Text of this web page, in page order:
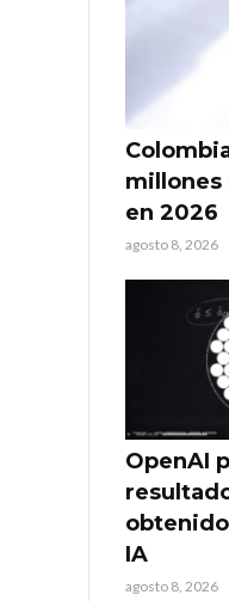
millones
en 2026
agosto 8, 2026
OpenAI
IA
agosto 8, 2026